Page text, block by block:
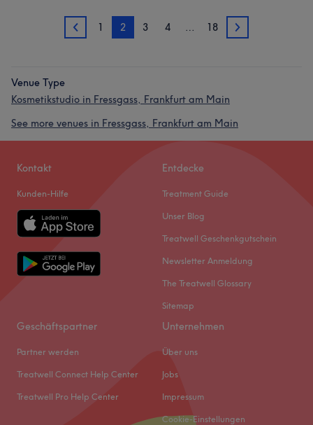
1 1 2 3 4 … 18 3
Venue Type
Kosmetikstudio in Fressgass, Frankfurt am Main
See more venues in Fressgass, Frankfurt am Main
Kontakt
Kunden-Hilfe
Entdecke
Treatment Guide
Unser Blog
Treatwell Geschenkgutschein
Newsletter Anmeldung
The Treatwell Glossary
Sitemap
Geschäftspartner
Partner werden
Treatwell Connect Help Center
Treatwell Pro Help Center
Unternehmen
Über uns
Jobs
Impressum
Cookie-Einstellungen